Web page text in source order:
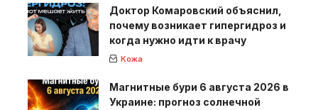
Доктор Комаровский объяснил,
почему возникает гипергидроз и
когда нужно идти к врачу
Кожа
Магнитные бури 6 августа 2026 в
Украине: прогноз солнечной